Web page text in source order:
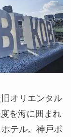
オリエンタル
を海に囲まれ
テル。神戸ポ